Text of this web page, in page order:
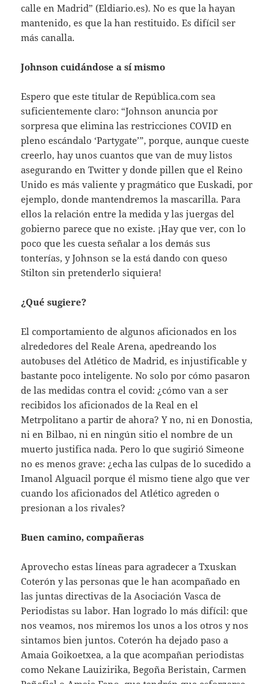
calle en Madrid” (Eldiario.es). No es que la hayan
mantenido, es que la han restituido. Es difícil ser
más canalla.
Johnson cuidándose a sí mismo
Espero que este titular de República.com sea
suficientemente claro: “Johnson anuncia por
sorpresa que elimina las restricciones COVID en
pleno escándalo ‘Partygate’”, porque, aunque cueste
creerlo, hay unos cuantos que van de muy listos
asegurando en Twitter y donde pillen que el Reino
Unido es más valiente y pragmático que Euskadi, por
ejemplo, donde mantendremos la mascarilla. Para
ellos la relación entre la medida y las juergas del
gobierno parece que no existe. ¡Hay que ver, con lo
poco que les cuesta señalar a los demás sus
tonterías, y Johnson se la está dando con queso
Stilton sin pretenderlo siquiera!
¿Qué sugiere?
El comportamiento de algunos aficionados en los
alrededores del Reale Arena, apedreando los
autobuses del Atlético de Madrid, es injustificable y
bastante poco inteligente. No solo por cómo pasaron
de las medidas contra el covid: ¿cómo van a ser
recibidos los aficionados de la Real en el
Metrpolitano a partir de ahora? Y no, ni en Donostia,
ni en Bilbao, ni en ningún sitio el nombre de un
muerto justifica nada. Pero lo que sugirió Simeone
no es menos grave: ¿echa las culpas de lo sucedido a
Imanol Alguacil porque él mismo tiene algo que ver
cuando los aficionados del Atlético agreden o
presionan a los rivales?
Buen camino, compañeras
Aprovecho estas líneas para agradecer a Txuskan
Coterón y las personas que le han acompañado en
las juntas directivas de la Asociación Vasca de
Periodistas su labor. Han logrado lo más difícil: que
nos veamos, nos miremos los unos a los otros y nos
sintamos bien juntos. Coterón ha dejado paso a
Amaia Goikoetxea, a la que acompañan periodistas
como Nekane Lauizirika, Begoña Beristain, Carmen